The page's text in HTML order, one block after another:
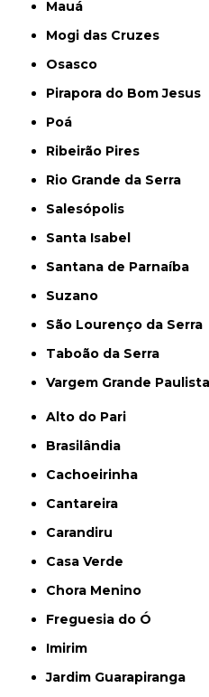
Mauá
Mogi das Cruzes
Osasco
Pirapora do Bom Jesus
Poá
Ribeirão Pires
Rio Grande da Serra
Salesópolis
Santa Isabel
Santana de Parnaíba
Suzano
São Lourenço da Serra
Taboão da Serra
Vargem Grande Paulista
Alto do Pari
Brasilândia
Cachoeirinha
Cantareira
Carandiru
Casa Verde
Chora Menino
Freguesia do Ó
Imirim
Jardim Guarapiranga